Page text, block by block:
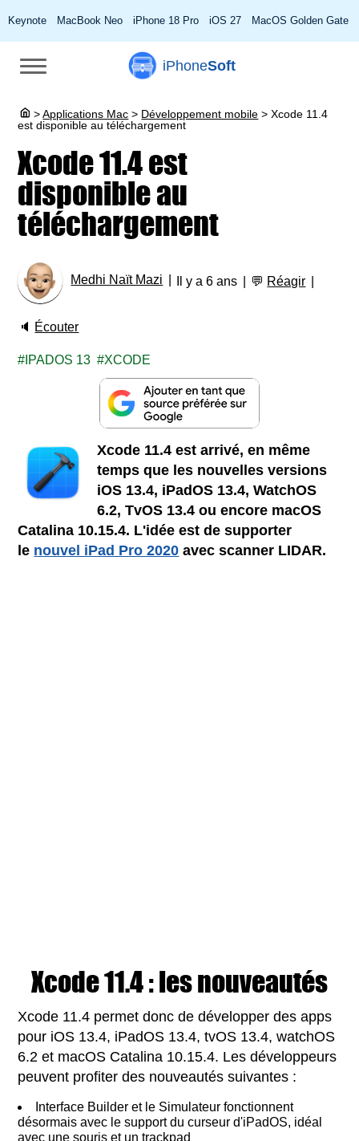
Keynote MacBook Neo iPhone 18 Pro iOS 27 MacOS Golden Gate
iPhoneSoft
> Applications Mac > Développement mobile > Xcode 11.4
est disponible au téléchargement
Xcode 11.4 est
disponible au
téléchargement
Medhi Naït Mazi Il y a 6 ans 💬 Réagir
🔈 Écouter
IPADOS 13 XCODE
Xcode 11.4 est arrivé, en même
temps que les nouvellesversions
iOS 13.4, iPadOS 13.4, WatchOS
6.2, TvOS 13.4 ou encore macOS
Catalina 10.15.4. L'idée est de supporter
le nouvel iPad Pro 2020 avec scanner LIDAR.
Xcode 11.4 : les nouveautés
Xcode 11.4 permet donc de développer des apps
pour iOS 13.4, iPadOS 13.4, tvOS 13.4, watchOS
6.2 et macOS Catalina 10.15.4. Les développeurs
peuvent profiter des nouveautés suivantes :
Interface Builder et le Simulateur fonctionnent
désormais avec le support du curseur d'iPadOS, idéal
avec une souris et un trackpad